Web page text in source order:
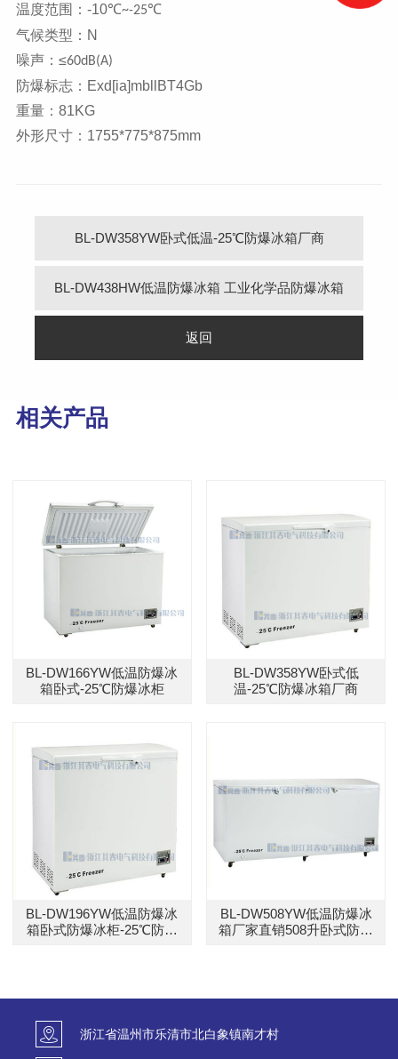
温度范围： -10℃~-25℃
气候类型： N
噪声： ≤60dB(A)
防爆标志： Exd[ia]mbllBT4Gb
重量： 81KG
外形尺寸： 1755*775*875mm
BL-DW358YW卧式低温-25℃防爆冰箱厂商
BL-DW438HW低温防爆冰箱 工业化学品防爆冰箱
返回
相关产品
BL-DW166YW低温防爆冰
箱卧式-25℃防爆冰柜
BL-DW358YW卧式低
温-25℃防爆冰箱厂商
BL-DW196YW低温防爆冰
箱卧式防爆冰柜-25℃防爆
BL-DW508YW低温防爆冰
箱厂家直销508升卧式防爆
浙江省温州市乐清市北白象镇南才村